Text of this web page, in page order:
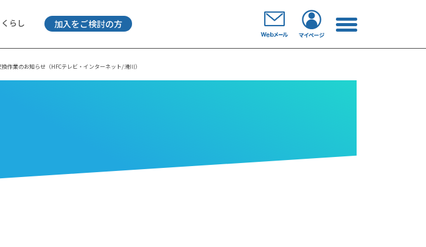
くらし 加入をご検討の方
作業のお知らせ（HFCテレビ・インターネット/滑川）